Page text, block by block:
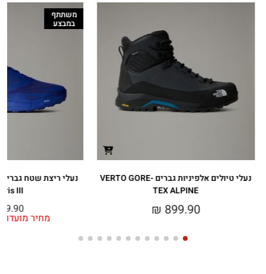
נעלי טיולים אלפיניות גברים VERTO GORE-
TEX ALPINE
₪ 899.90
משתתף
במבצע
III
מחיר